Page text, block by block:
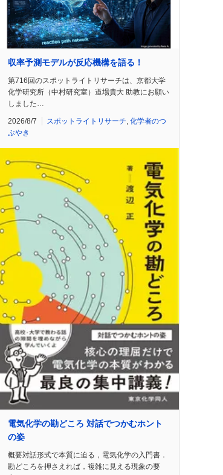
収率予測モデルが反応機構を語る！
第716回のスポットライトリサーチは、京都大学
化学研究所（中村研究室）道場貴大 助教にお願い
しました…
2026/8/7 スポットライトリサーチ 化学者のつ
ぶやき
電気化学の勘どころ 対話でつかむホント
の姿
概要対話形式で本質に迫る，電気化学の入門書．
勘どころを押さえれば，複雑に見える現象の要